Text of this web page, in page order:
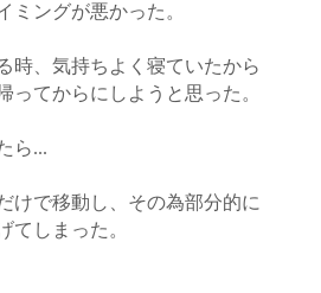
ミングが悪かった。
時、気持ちよく寝ていたから
ってからにしようと思った。
ら...
けで移動し、その為部分的に
てしまった。